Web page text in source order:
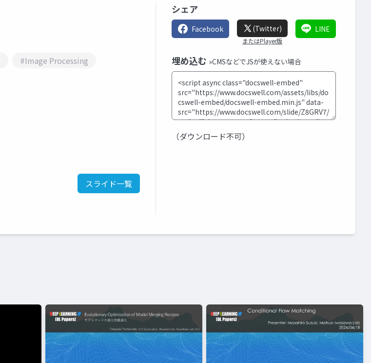
#Image Processing
スライド一覧
シェア
Facebook (Twitter)
またはPlayer版
LINE
埋め込む »CMSなどでJSが使えない場合
（ダウンロード不可）